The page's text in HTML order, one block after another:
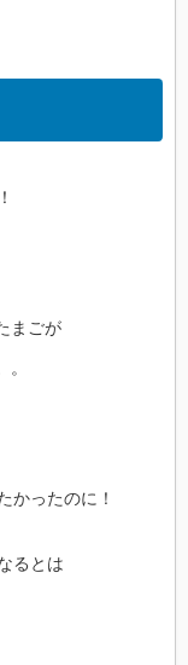
まごが
かったのに！
るとは